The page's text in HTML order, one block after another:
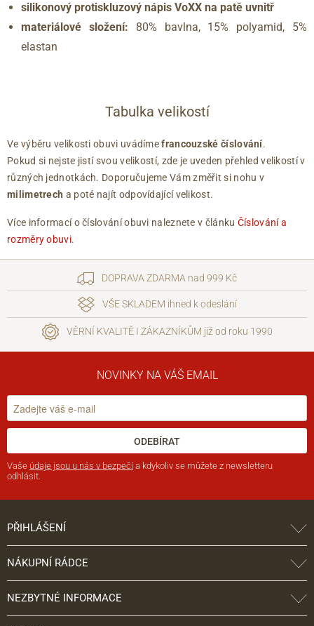
silikonový protiskluzový nápis VoXX na patě uvnitř
materiálové složení: 80% bavlna, 15% polyamid, 5%
elastan
Tabulka velikostí
Ve výběru velikosti obuvi uvádímefrancouzské číslování.
Pokud si nejste jistí svou velikostí, zde je uveden přehled velikostí v
různých jednotkách. Doporučujeme Vám změřit si nohu v
milimetrech a poté najít odpovídající velikost.
Více informací o číslování obuvi naleznete v článku Číslování a
rozměry obuvi.
DOPRAVA ZDARMA nad 999 Kč
VŠE SKLADEM ihned k odeslání
VĚRNÍ KVALITĚ I ZÁKAZNÍKŮM již od roku 1990
NOVINKY NA VÁŠ EMAIL
ODEBÍRAT
Vaše údaje jsou u nás v bezpečí a kdykoliv se můžete z newsletteru
odhlásit.
PŘIHLÁŠENÍ
NÁKUPNÍ RÁDCE
NEZBYTNÉ INFORMACE